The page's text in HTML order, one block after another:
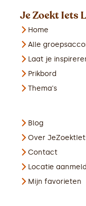
Je Zoekt Iets
Home
Alle
Laat je
Prikbord
Thema's
Blog
Over
Contact
Locatie
Mijn favorieten